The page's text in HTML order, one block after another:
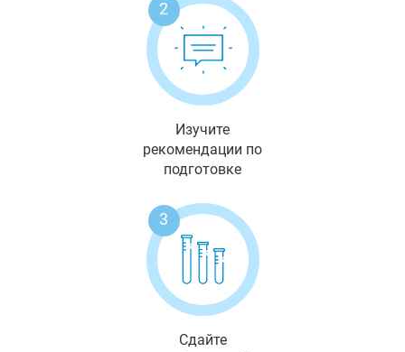
2
Изучите
рекомендации по
подготовке
3
Сдайте